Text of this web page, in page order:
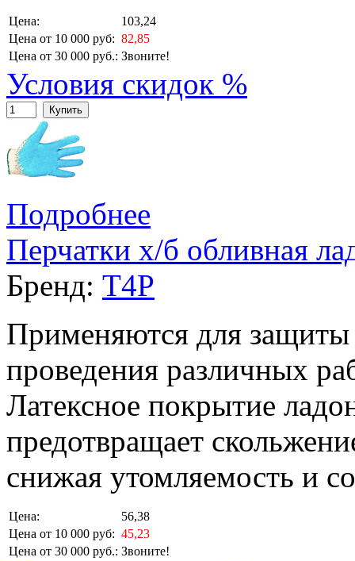
Цена:
103,24
Цена от 10 000 руб: 82,85
Цена от 30 000 руб.: Звоните!
Условия скидок %
Купить
Подробнее
Перчатки х/б обливная
Бренд: T4P
Применяются для защиты
проведения различных
Латексное покрытие
предотвращает
снижая утомляемость и
Цена:
56,38
Цена от 10 000 руб: 45,23
Цена от 30 000 руб.: Звоните!